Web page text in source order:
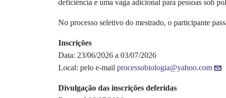
deficiência e uma vaga adicional para pessoas sob
No processo seletivo do mestrado, o participante
Inscrições
Data: 23/06/2026 a 03/07/2026
Local: pelo e-mail processobiologia@yahoo.com
Divulgação das inscrições deferidas